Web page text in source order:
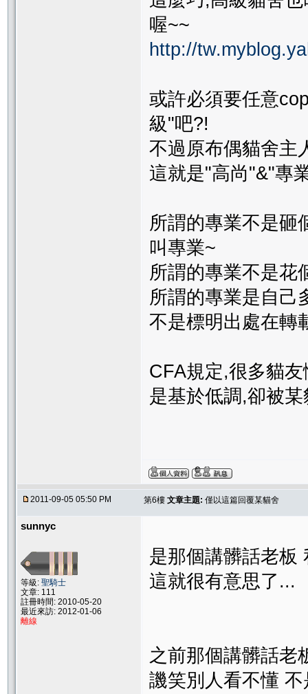
喔~~
http://
或許必須要任意
級"吧?!
不過原布偶貓舍主
這就是"高尚"&"專
所謂的專業不是砸
叫專業~
所謂的專業不是花
所謂的專業是自己
不是標明出處在轉
CFA規定,很多貓
是基於低調,卻被
2011-09-05 05:50 PM 第6樓 文章主題: 僅以這篇回覆某貓舍
sunnyc
等級: 聖騎士
文章: 111
註冊時間: 2010-05-20
最近來訪: 2012-01-06
離線
是那個講髒話老板
這就很有意思了...
之前那個講髒話
譏笑別人看不懂